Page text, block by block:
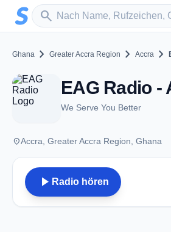
Zum Hauptinhalt springen
search
Sender suchen
Ghana chevron_right Greater Accra Region chevron_right Accra chevron_right
EAG Radio -
We Serve You Better
placeAccra, Greater Accra Region, Ghana
play_arrow Radio hören